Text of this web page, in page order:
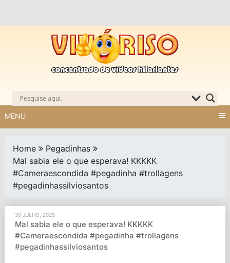
MENU
Home
Pegadinhas
Mal sabia ele o que esperava! KKKKK
#Cameraescondida #pegadinha #trollagens
#pegadinhassilviosantos
30 JULHO, 2025
Mal sabia ele o que esperava! KKKKK
#Cameraescondida #pegadinha #trollagens
#pegadinhassilviosantos